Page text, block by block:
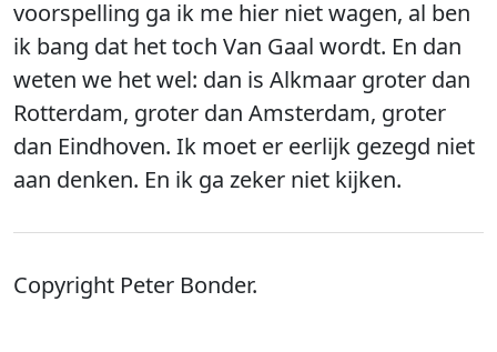
voorspelling ga ik me hier niet wagen, al ben
ik bang dat het toch Van Gaal wordt. En dan
weten we het wel: dan is Alkmaar groter dan
Rotterdam, groter dan Amsterdam, groter
dan Eindhoven. Ik moet er eerlijk gezegd niet
aan denken. En ik ga zeker niet kijken.
Copyright Peter Bonder.